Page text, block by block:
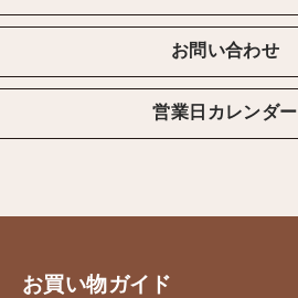
お問い合わせ
営業日カレンダー
お買い物ガイド